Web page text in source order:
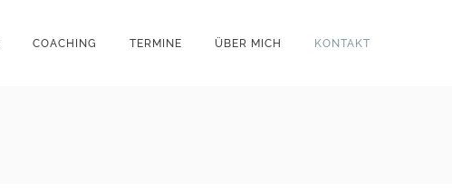
COACHING TERMINE ÜBER MICH KONTAKT